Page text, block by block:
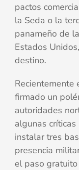
pactos
la Seda o la
panameño de
Estados
destino.
Recientemente
firmado un
autoridades
algunas
instalar tres
presencia
el paso